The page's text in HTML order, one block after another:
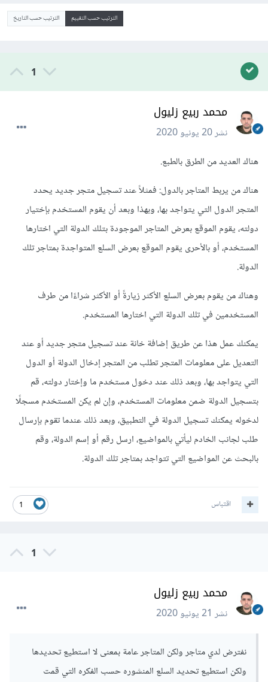
الترتيب حسب التقييم الترتيب حسب التاريخ
1
محمد ربيع زليول
نشر20 يونيو 2020
هناك العديد من الطرق بالطبع.
هناك من يربط المتاجر بالدول: فمثلاً عند تسجيل متجر جديد يحدد
المتجر الدول التي يتواجد بها، وبهذا وبعد أن يقوم المستخدم بإختيار
دولته، يقوم الموقع بعرض المتاجر الموجودة بتلك الدولة التي اختارها
المستخدم، أو بالأحرى يقوم الموقع بعرض السلع المتواجدة بمتاجر تلك
الدولة.
وهناك من يقوم بعرض السلع الأكثر زيارةً أو الأكثر شراءًا من طرف
المستخدمين في تلك الدولة التي اختارها المستخدم.
يمكنك عمل هذا عن طريق إضافة خانة عند تسجيل متجر جديد أو عند
التعديل على معلومات المتجر تطلب من المتجر إدخال الدولة أو الدول
التي يتواجد بها، وبعد ذلك عند دخول مستخدم ما وإختار دولته، قم
بتسجيل الدولة ضمن معلومات المستخدم، وإن لم يكن المستخدم مسجلًا
لدخوله يمكنك تسجيل الدولة في التطبيق، وبعد ذلك عندما تقوم بإرسال
طلب لجانب الخادم ليأتي بالمواضيع، ارسل رقم أو إسم الدولة، وقم
بالبحث عن المواضيع التي تتواجد بمتاجر تلك الدولة.
1 اقتباس
1
محمد ربيع زليول
نشر21 يونيو 2020
نفترض لدي متاجر ولكن المتاجر عامة بمعنى لا استطيع تحديدها
ولكن استطيع تحديد السلع المنشوره حسب الفكره التي قمت